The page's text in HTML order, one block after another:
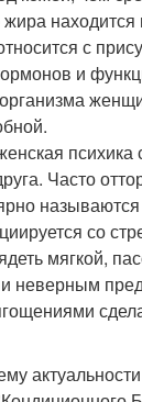
находится
с
и
психика
Часто
со
мягкой,
неверным